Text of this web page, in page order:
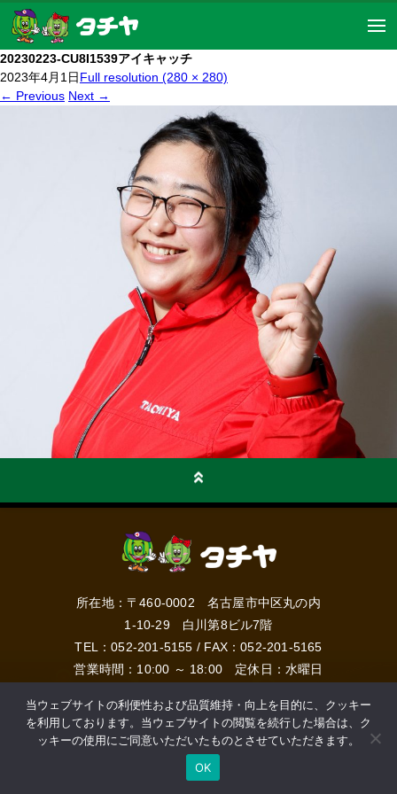
20230223-CU8I1539アイキャッチ
2023年4月1日Full resolution (280 × 280)
← Previous Next →
所在地：〒460-0002 名古屋市中区丸の内
1-10-29 白川第8ビル7階
TEL：052-201-5155 / FAX：052-201-5165
営業時間：10:00 ～ 18:00 定休日：水曜日
Copyright © TACHIYA Co.,LTD. All Rights Reserved.
当ウェブサイトの利便性および品質維持・向上を目的に、クッキー
を利用しております。当ウェブサイトの閲覧を続行した場合は、ク
ッキーの使用にご同意いただいたものとさせていただきます。
OK